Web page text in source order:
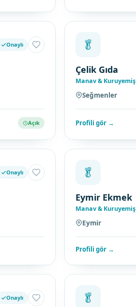
Onaylı
Açık
🥬
Çelik Gıda
Manav & Kuruyemiş
Seğmenler
Profili gör →
Onaylı 🥬
Eymir Ekmek
Manav & Kuruyemiş
Eymir
Profili gör →
Onaylı 🥬